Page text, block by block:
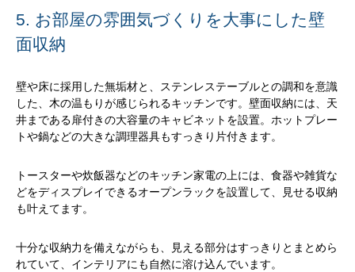
5. お部屋の雰囲気づくりを大事にした壁
面収納
壁や床に採用した無垢材と、ステンレステーブルとの調和を意識
した、木の温もりが感じられるキッチンです。壁面収納には、天
井まである扉付きの大容量のキャビネットを設置。ホットプレー
トや鍋などの大きな調理器具もすっきり片付きます。
トースターや炊飯器などのキッチン家電の上には、食器や雑貨な
どをディスプレイできるオープンラックを設置して、見せる収納
も叶えてます。
十分な収納力を備えながらも、見える部分はすっきりとまとめら
れていて、インテリアにも自然に溶け込んでいます。